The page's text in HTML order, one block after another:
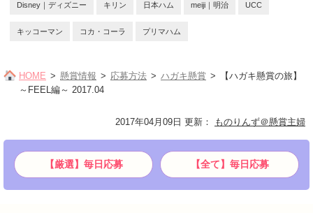
Disney｜ディズニー キリン 日本ハム meiji｜明治 UCC
キッコーマン コカ・コーラ プリマハム
HOME 懸賞情報 応募方法 ハガキ懸賞
【ハガキ懸賞の旅】
～FEEL編～ 2017.04
2017年04月09日 更新 ： ものりんず＠懸賞主婦
【厳選】毎日応募 【全て】毎日応募